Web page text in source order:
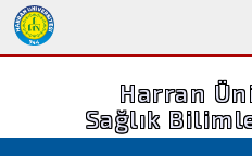
Sağlık